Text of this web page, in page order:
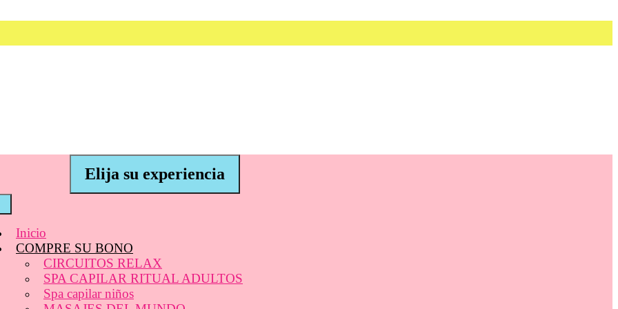
Elija su experiencia
Inicio
COMPRE SU BONO
CIRCUITOS RELAX
SPA CAPILAR RITUAL ADULTOS
Spa capilar niños